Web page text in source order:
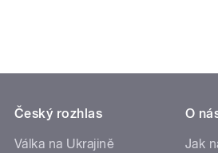
Český rozhlas
Válka na Ukrajině
O
Jak